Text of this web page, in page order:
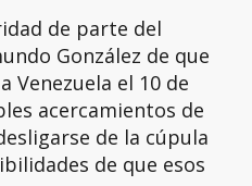
de parte del
González de que
Venezuela el 10 de
acercamientos de
de la cúpula
de que esos